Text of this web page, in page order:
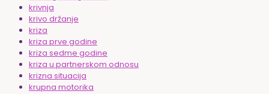
krivnja
krivo držanje
kriza
kriza prve godine
kriza sedme godine
kriza u partnerskom odnosu
krizna situacija
krupna motorika